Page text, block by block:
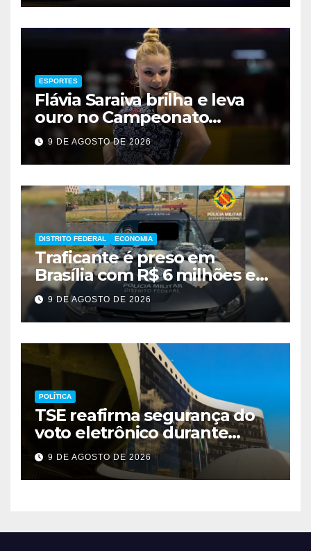
ESPORTES
Flávia Saraiva brilha e leva
ouro no Campeonato
Brasileiro de Ginástica
9 DE AGOSTO DE 2026
DISTRITO FEDERAL ECONOMIA
Traficante é preso em
Brasília com R$ 6 milhões em
metanfetamina
9 DE AGOSTO DE 2026
POLÍTICA
TSE reafirma segurança do
voto eletrônico durante
evento em Brasília
9 DE AGOSTO DE 2026